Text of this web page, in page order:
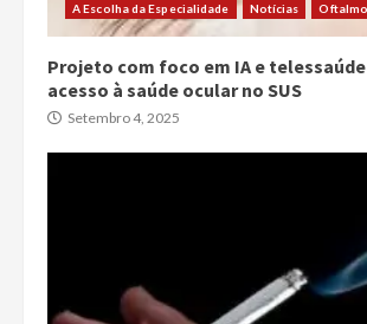
A Escolha da Especialidade Notícias
Projeto com foco em IA e
acesso à saúde ocular no SUS
Setembro 4, 2025